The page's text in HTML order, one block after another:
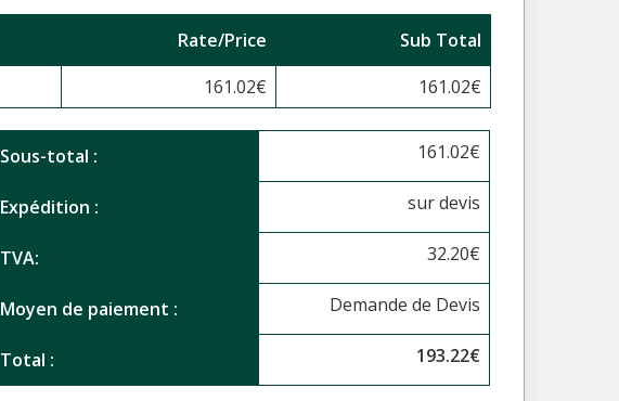
Rate/Price
Sub Total
161.02€ 161.02€
Sous-total : 161.02€
Expédition : sur devis
TVA: 32.20€
Moyen de paiement : Demande de Devis
Total : 193.22€